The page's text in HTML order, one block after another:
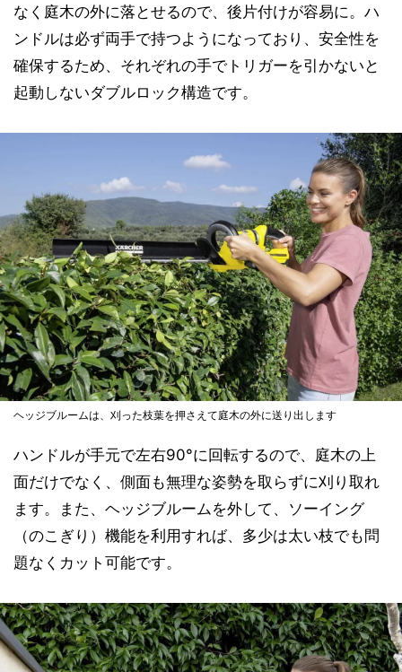
なく庭木の外に落とせるので、後片付けが容易に。ハ
ンドルは必ず両手で持つようになっており、安全性を
確保するため、それぞれの手でトリガーを引かないと
起動しないダブルロック構造です。
ヘッジブルームは、刈った枝葉を押さえて庭木の外に送り出します
ハンドルが手元で左右90°に回転するので、庭木の上
面だけでなく、側面も無理な姿勢を取らずに刈り取れ
ます。また、ヘッジブルームを外して、ソーイング
（のこぎり）機能を利用すれば、多少は太い枝でも問
題なくカット可能です。